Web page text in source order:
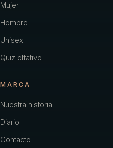
Mujer
Hombre
Unisex
Quiz olfativo
MARCA
Nuestra historia
Diario
Contacto